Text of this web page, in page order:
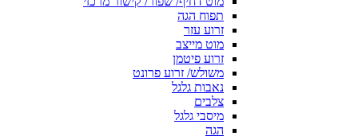
תפוח הגה
זרוע עזר
מוט מייצב
זרוע פיטמן
משולש/ זרוע פרונט
נאבות גלגל
צלבים
מיסבי גלגל
הגה